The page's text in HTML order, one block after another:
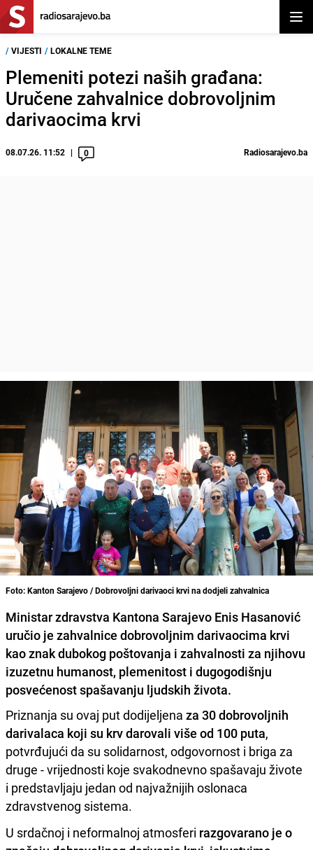
/ VIJESTI / LOKALNE TEME
Plemeniti potezi naših građana:
Uručene zahvalnice dobrovoljnim
darivaocima krvi
08.07.26. 11:52 0 Radiosarajevo.ba
Foto: Kanton Sarajevo / Dobrovoljni darivaoci krvi na dodjeli zahvalnica
Ministar zdravstva Kantona Sarajevo Enis Hasanović
uručio je zahvalnice dobrovoljnim darivaocima krvi
kao znak dubokog poštovanja i zahvalnosti za njihovu
izuzetnu humanost, plemenitost i dugogodišnju
posvećenost spašavanju ljudskih života.
Priznanja su ovaj put dodijeljena za 30 dobrovoljnih
darivalaca koji su krv darovali više od 100 puta,
potvrđujući da su solidarnost, odgovornost i briga za
druge - vrijednosti koje svakodnevno spašavaju živote
i predstavljaju jedan od najvažnijih oslonaca
zdravstvenog sistema.
U srdačnoj i neformalnoj atmosferi razgovarano je o